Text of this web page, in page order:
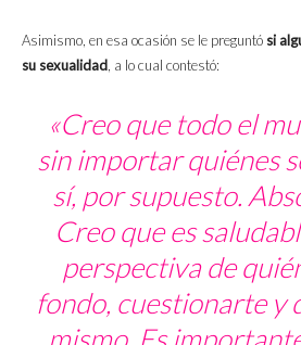
Asimismo, en esa ocasión se le preguntó si
su sexualidad , a lo cual contestó:
«Creo que todo el
sin importar quiénes
sí, por supuesto.
Creo que es
perspectiva de
fondo, cuestionarte y